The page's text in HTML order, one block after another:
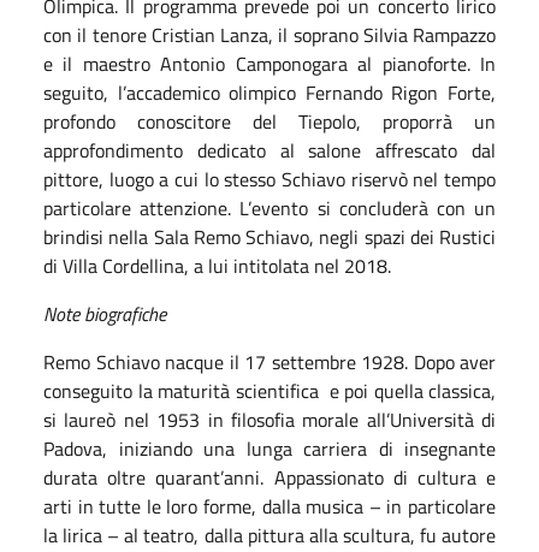
con il tenore Cristian Lanza, il soprano Silvia Rampazzo
e il maestro Antonio Camponogara al pianoforte. In
seguito, l’accademico olimpico Fernando Rigon Forte,
profondo conoscitore del Tiepolo, proporrà un
approfondimento dedicato al salone affrescato dal
pittore, luogo a cui lo stesso Schiavo riservò nel tempo
particolare attenzione. L’evento si concluderà con un
brindisi nella Sala Remo Schiavo, negli spazi dei Rustici
di Villa Cordellina, a lui intitolata nel 2018.
Note biografiche
Remo Schiavo nacque il 17 settembre 1928. Dopo aver
conseguito la maturità scientifica e poi quella classica,
si laureò nel 1953 in filosofia morale all’Università di
Padova, iniziando una lunga carriera di insegnante
durata oltre quarant’anni. Appassionato di cultura e
arti in tutte le loro forme, dalla musica – in particolare
la lirica – al teatro, dalla pittura alla scultura, fu autore